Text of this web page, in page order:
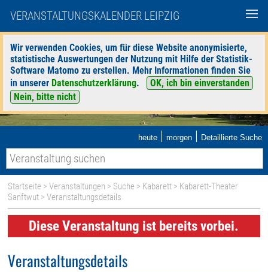
VERANSTALTUNGSKALENDER LEIPZIG
Wir verwenden Cookies, um für diese Website anonymisierte,
statistische Auswertungen der Nutzung mit Hilfe der Statistik-
Software Matomo zu erstellen. Mehr Informationen finden Sie
in unserer Datenschutzerklärung.
OK, ich bin einverstanden
Nein, bitte nicht
heute | morgen | Detaillierte Suche
Startseite >Veranstaltungen > Suche > Kabarett > Kabarett-Theater
Sanftwut > Veranstaltungsdetails
Diese Veranstaltung ist bereits vorbei.
Veranstaltungsdetails